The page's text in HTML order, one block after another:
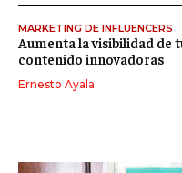
MARKETING DE INFLUENCERS
Aumenta la visibilidad de
contenido innovadoras
Ernesto Ayala